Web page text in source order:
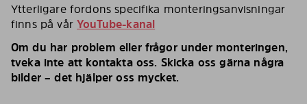
Ytterligare fordons specifika monteringsanvisningar
finns på vårYouTube-kanal
Om du har problem eller frågor under monteringen,
tveka inte att kontakta oss. Skicka oss gärna några
bilder – det hjälper oss mycket.